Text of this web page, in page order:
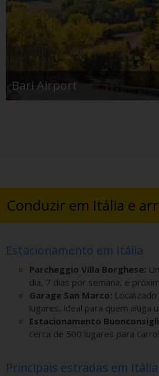
Bari Airport
Conduzir em Itália e
Estacionamento em Itália
Parcheggio Villa Borghese:
dia, 7 dias por semana, e
Garage San Marco:
lugares, ideal para quem aluga
Estacionamento
cerca de 500 lugares para
Principais estradas em Itália